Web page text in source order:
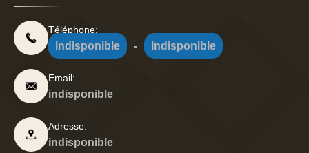
Téléphone:
indisponible - indisponible
Email:
indisponible
Adresse:
indisponible